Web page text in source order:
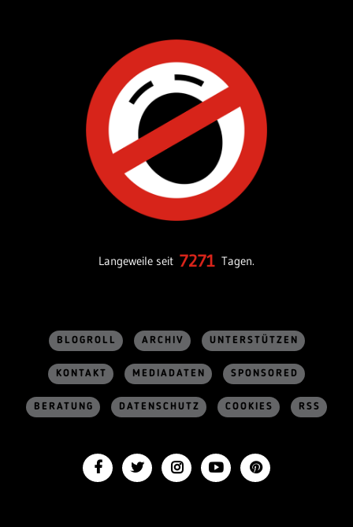
Langeweile seit 7271 Tagen.
BLOGROLL ARCHIV UNTERSTÜTZEN
KONTAKT MEDIADATEN SPONSORED
BERATUNG DATENSCHUTZ COOKIES RSS